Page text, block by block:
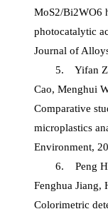
MoS2/Bi2WO6
photocatalytic
Journal of
5. Yifan
Cao, Menghui
Comparative
microplastics
Environment,
6. Peng
Fenghua Jiang,
Colorimetric